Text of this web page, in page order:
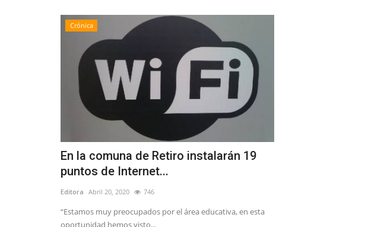
Crónica
En la comuna de Retiro instalarán 19
puntos de Internet...
Editora Abril 20, 2020 746
“Estamos muy preocupados por el área educativa, en esta
oportunidad hemos visto...